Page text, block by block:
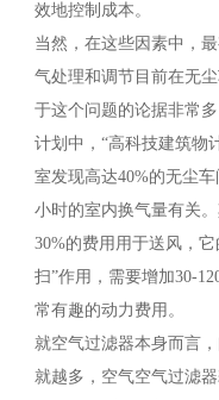
效地控制成本。
当然，在这些因素中，
气处理和调节目前在无
于这个问题的论据非常
计划中，“高科技建筑物
室发现高达40%的无尘
小时的室内换气量有关
30%的费用用于送风，
扫”作用，需要增加30-
常有趣的动力费用。
就空气过滤器本身而言
就越多，空气空气过滤